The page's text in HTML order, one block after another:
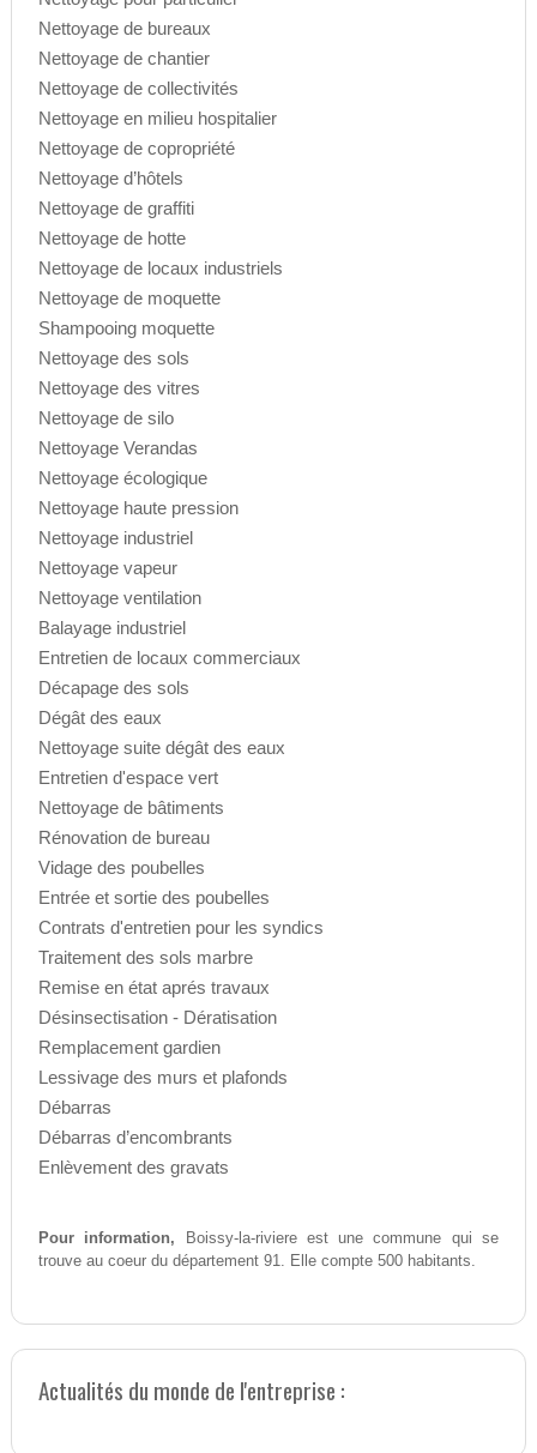
Nettoyage de bureaux
Nettoyage de chantier
Nettoyage de collectivités
Nettoyage en milieu hospitalier
Nettoyage de copropriété
Nettoyage d’hôtels
Nettoyage de graffiti
Nettoyage de hotte
Nettoyage de locaux industriels
Nettoyage de moquette
Shampooing moquette
Nettoyage des sols
Nettoyage des vitres
Nettoyage de silo
Nettoyage Verandas
Nettoyage écologique
Nettoyage haute pression
Nettoyage industriel
Nettoyage vapeur
Nettoyage ventilation
Balayage industriel
Entretien de locaux commerciaux
Décapage des sols
Dégât des eaux
Nettoyage suite dégât des eaux
Entretien d'espace vert
Nettoyage de bâtiments
Rénovation de bureau
Vidage des poubelles
Entrée et sortie des poubelles
Contrats d'entretien pour les syndics
Traitement des sols marbre
Remise en état aprés travaux
Désinsectisation - Dératisation
Remplacement gardien
Lessivage des murs et plafonds
Débarras
Débarras d’encombrants
Enlèvement des gravats
Pour information, Boissy-la-riviere est une commune qui se
trouve au coeur du département 91. Elle compte 500 habitants.
Actualités du monde de l'entreprise :